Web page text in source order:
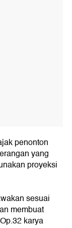
penonton
yang
proyeksi
sesuai
membuat
karya